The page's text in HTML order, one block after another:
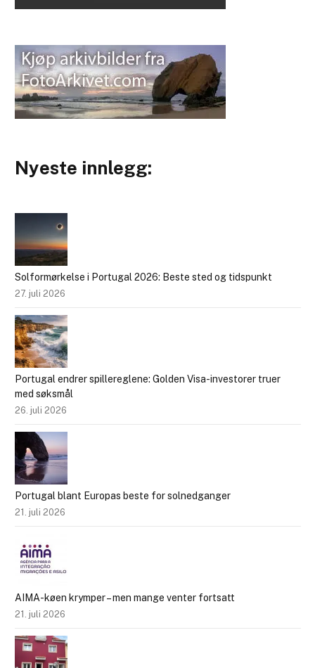
Nyeste innlegg:
Solformørkelse i Portugal 2026: Beste sted og tidspunkt
27. juli 2026
Portugal endrer spillereglene: Golden Visa-investorer truer
med søksmål
26. juli 2026
Portugal blant Europas beste for solnedganger
21. juli 2026
AIMA-køen krymper – men mange venter fortsatt
21. juli 2026